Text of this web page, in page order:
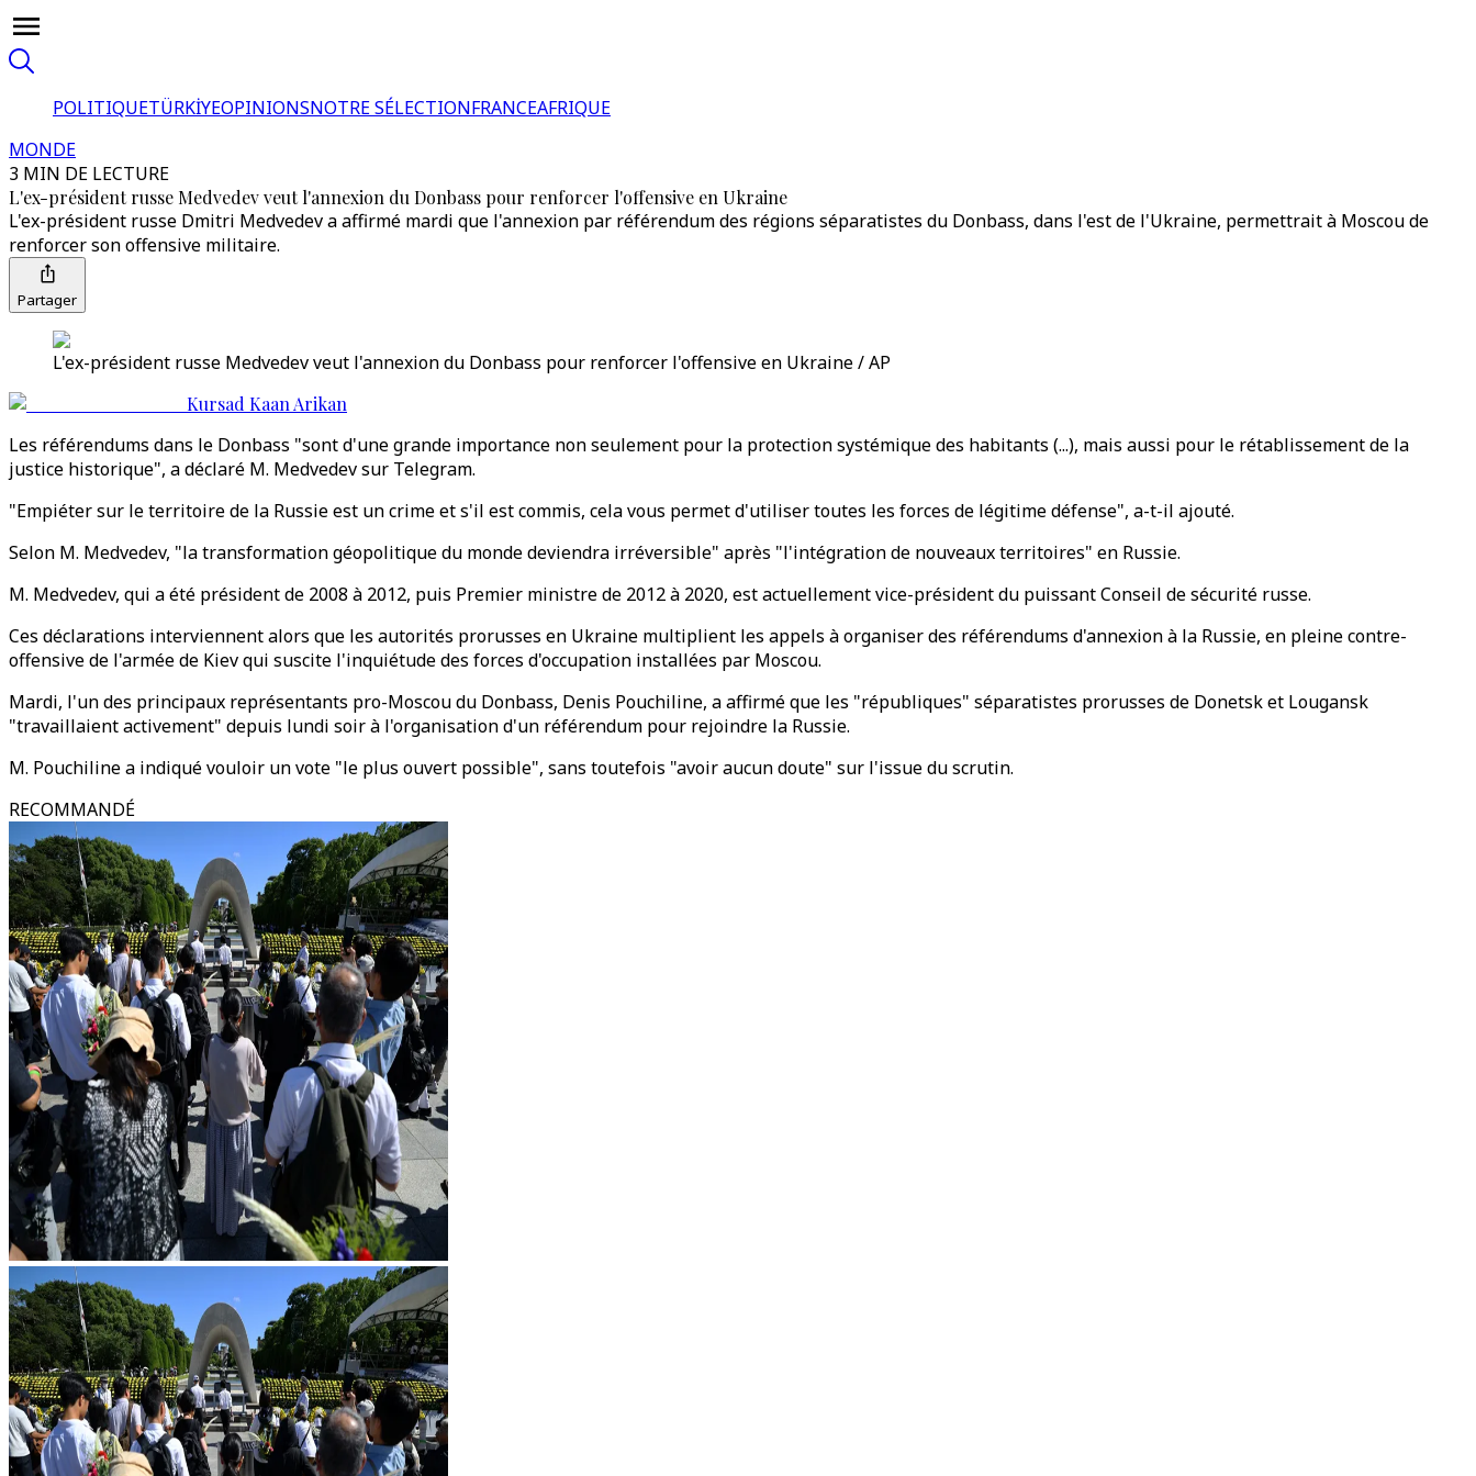
POLITIQUETÜRKİYEOPINIONSNOTRE SÉLECTIONFRANCEAFRIQUE
MONDE
3 MIN DE LECTURE
L'ex-président russe Medvedev veut l'annexion du Donbass pour renforcer l'offensive en Ukraine
L'ex-président russe Dmitri Medvedev a affirmé mardi que l'annexion par référendum des régions séparatistes du Donbass, dans l'est de l'Ukraine, permettrait à Moscou de
renforcer son offensive militaire.
Partager
L'ex-président russe Medvedev veut l'annexion du Donbass pour renforcer l'offensive en Ukraine / AP
Kursad Kaan Arikan
Les référendums dans le Donbass "sont d'une grande importance non seulement pour la protection systémique des habitants (...), mais aussi pour le rétablissement de la
justice historique", a déclaré M. Medvedev sur Telegram.
"Empiéter sur le territoire de la Russie est un crime et s'il est commis, cela vous permet d'utiliser toutes les forces de légitime défense", a-t-il ajouté.
Selon M. Medvedev, "la transformation géopolitique du monde deviendra irréversible" après "l'intégration de nouveaux territoires" en Russie.
M. Medvedev, qui a été président de 2008 à 2012, puis Premier ministre de 2012 à 2020, est actuellement vice-président du puissant Conseil de sécurité russe.
Ces déclarations interviennent alors que les autorités prorusses en Ukraine multiplient les appels à organiser des référendums d'annexion à la Russie, en pleine contre-
offensive de l'armée de Kiev qui suscite l'inquiétude des forces d'occupation installées par Moscou.
Mardi, l'un des principaux représentants pro-Moscou du Donbass, Denis Pouchiline, a affirmé que les "républiques" séparatistes prorusses de Donetsk et Lougansk
"travaillaient activement" depuis lundi soir à l'organisation d'un référendum pour rejoindre la Russie.
M. Pouchiline a indiqué vouloir un vote "le plus ouvert possible", sans toutefois "avoir aucun doute" sur l'issue du scrutin.
RECOMMANDÉ